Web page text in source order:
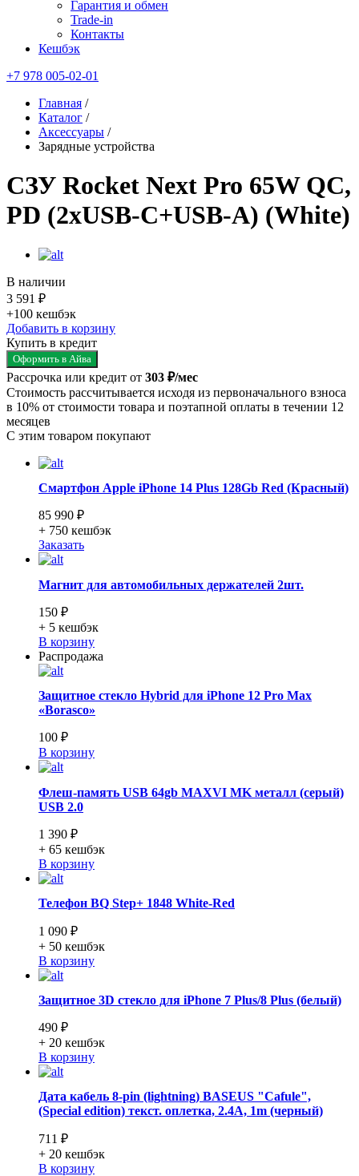
Гарантия и обмен
Trade-in
Контакты
Кешбэк
+7 978 005-02-01
Главная /
Каталог /
Аксессуары /
Зарядные устройства
СЗУ Rocket Next Pro 65W QC,
PD (2xUSB-C+USB-A) (White)
В наличии
3 591 ₽
+100 кешбэк
Добавить в корзину
Купить в кредит
Оформить в Айва
Рассрочка или кредит от 303 ₽/мес
Стоимость рассчитывается исходя из первоначального взноса
в 10% от стоимости товара и поэтапной оплаты в течении 12
месяцев
С этим товаром покупают
Смартфон Apple iPhone 14 Plus 128Gb Red (Красный)
85 990 ₽
+ 750 кешбэк
Заказать
Магнит для автомобильных держателей 2шт.
150 ₽
+ 5 кешбэк
В корзину
Распродажа
Защитное стекло Hybrid для iPhone 12 Pro Max
«Borasco»
100 ₽
В корзину
Флеш-память USB 64gb MAXVI MK металл (серый)
USB 2.0
1 390 ₽
+ 65 кешбэк
В корзину
Телефон BQ Step+ 1848 White-Red
1 090 ₽
+ 50 кешбэк
В корзину
Защитное 3D стекло для iPhone 7 Plus/8 Plus (белый)
490 ₽
+ 20 кешбэк
В корзину
Дата кабель 8-pin (lightning) BASEUS "Cafule",
(Special edition) текст. оплетка, 2.4А, 1m (черный)
711 ₽
+ 20 кешбэк
В корзину